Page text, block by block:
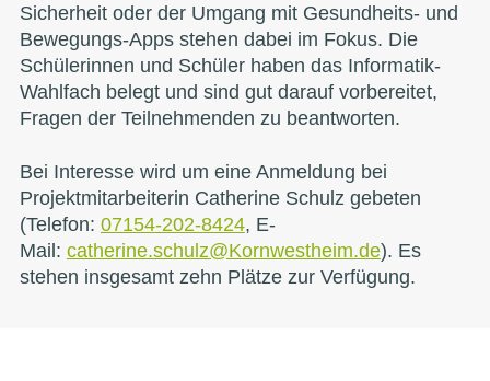
Sicherheit oder der Umgang mit Gesundheits- und
Bewegungs-Apps stehen dabei im Fokus. Die
Schülerinnen und Schüler haben das Informatik-
Wahlfach belegt und sind gut darauf vorbereitet,
Fragen der Teilnehmenden zu beantworten.
Bei Interesse wird um eine Anmeldung bei
Projektmitarbeiterin Catherine Schulz gebeten
(Telefon: 07154-202-8424, E-
Mail: catherine.schulz@Kornwestheim.de). Es
stehen insgesamt zehn Plätze zur Verfügung.